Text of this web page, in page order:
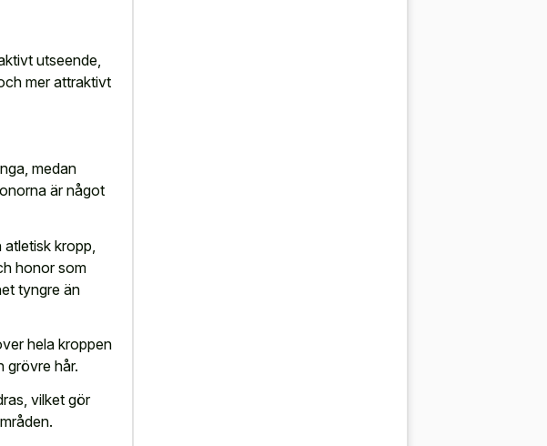
utseende,
mer attraktivt
medan
är något
kropp,
honor som
tyngre än
hela kroppen
grövre hår.
vilket gör